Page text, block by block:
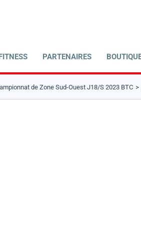
PARTENAIRES
de Zone Sud-Ouest J18/S 2023 BTC